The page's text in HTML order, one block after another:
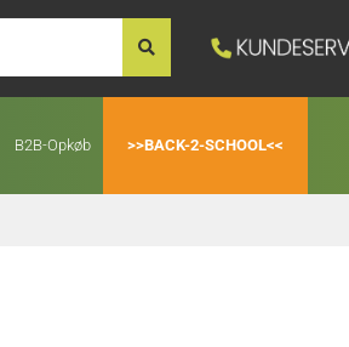
B2B-Opkøb >>BACK-2-SCHOOL<<